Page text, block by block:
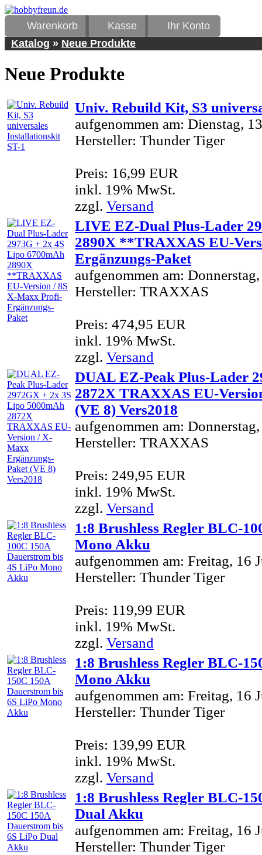
Warenkorb Kasse
Ihr Konto
Katalog » Neue Produkte
Neue Produkte
Univ. Rebuild Kit, S3
aufgenommen am: Dienstag,
Hersteller: Thunder Tiger
Preis: 16,99 EUR
inkl. 19% MwSt.
zzgl. Versand
LIVE EZ-Dual Plus-Lader
2890X **TRAXXAS EU-
Ergänzungs-Paket
aufgenommen am:
Hersteller: TRAXXAS
Preis: 474,95 EUR
inkl. 19% MwSt.
zzgl. Versand
DUAL EZ-Peak Plus-Lader
2872X TRAXXAS EU-
(VE 8) Vers2018
aufgenommen am:
Hersteller: TRAXXAS
Preis: 249,95 EUR
inkl. 19% MwSt.
zzgl. Versand
1:8 Brushless Regler BLC-
Mono Akku
aufgenommen am: Freitag, 16
Hersteller: Thunder Tiger
Preis: 119,99 EUR
inkl. 19% MwSt.
zzgl. Versand
1:8 Brushless Regler BLC-
Mono Akku
aufgenommen am: Freitag, 16
Hersteller: Thunder Tiger
Preis: 139,99 EUR
inkl. 19% MwSt.
zzgl. Versand
1:8 Brushless Regler BLC-
Dual Akku
aufgenommen am: Freitag, 16
Hersteller: Thunder Tiger